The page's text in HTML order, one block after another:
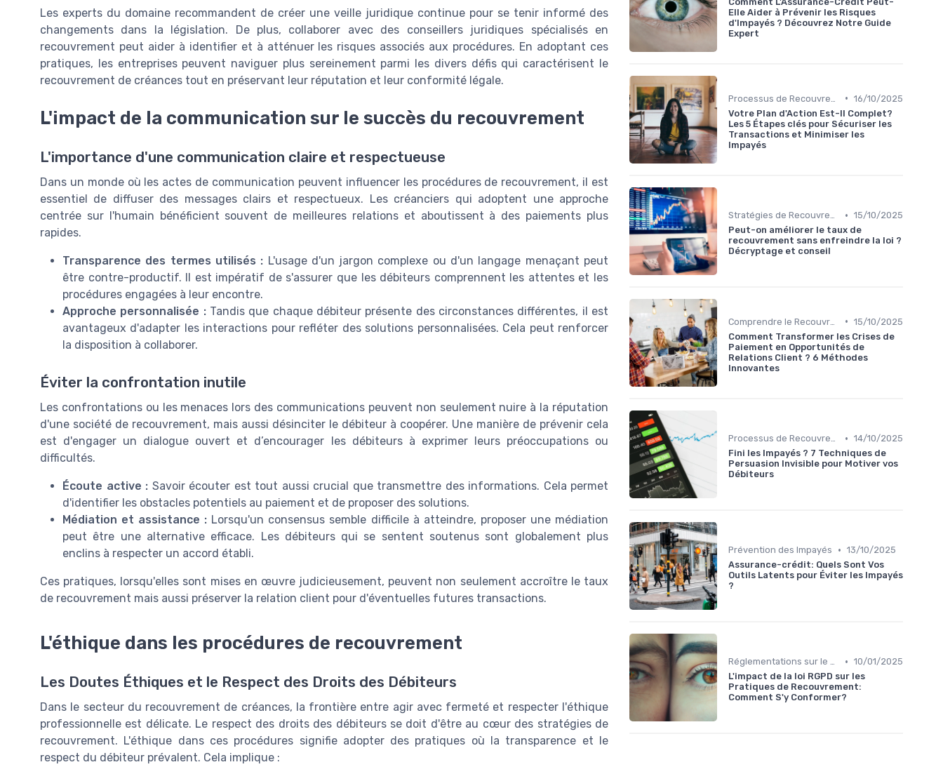
Les experts du domaine recommandent de créer une veille juridique continue pour se tenir informé des
changements dans la législation. De plus, collaborer avec des conseillers juridiques spécialisés en
recouvrement peut aider à identifier et à atténuer les risques associés aux procédures. En adoptant ces
pratiques, les entreprises peuvent naviguer plus sereinement parmi les divers défis qui caractérisent le
recouvrement de créances tout en préservant leur réputation et leur conformité légale.
L'impact de la communication sur le succès du recouvrement
L'importance d'une communication claire et respectueuse
Dans un monde où les actes de communication peuvent influencer les procédures de recouvrement, il est
essentiel de diffuser des messages clairs et respectueux. Les créanciers qui adoptent une approche
centrée sur l'humain bénéficient souvent de meilleures relations et aboutissent à des paiements plus
rapides.
Transparence des termes utilisés : L'usage d'un jargon complexe ou d'un langage menaçant peut
être contre-productif. Il est impératif de s'assurer que les débiteurs comprennent les attentes et les
procédures engagées à leur encontre.
Approche personnalisée :Tandis que chaque débiteur présente des circonstances différentes, il est
avantageux d'adapter les interactions pour refléter des solutions personnalisées. Cela peut renforcer
la disposition à collaborer.
Éviter la confrontation inutile
Les confrontations ou les menaces lors des communications peuvent non seulement nuire à la réputation
d'une société de recouvrement, mais aussi désinciter le débiteur à coopérer. Une manière de prévenir cela
est d'engager un dialogue ouvert et d’encourager les débiteurs à exprimer leurs préoccupations ou
difficultés.
Écoute active : Savoir écouter est tout aussi crucial que transmettre des informations. Cela permet
d'identifier les obstacles potentiels au paiement et de proposer des solutions.
Médiation et assistance : Lorsqu'un consensus semble difficile à atteindre, proposer une médiation
peut être une alternative efficace. Les débiteurs qui se sentent soutenus sont globalement plus
enclins à respecter un accord établi.
Ces pratiques, lorsqu'elles sont mises en œuvre judicieusement, peuvent non seulement accroître le taux
de recouvrement mais aussi préserver la relation client pour d'éventuelles futures transactions.
L'éthique dans les procédures de recouvrement
Les Doutes Éthiques et le Respect des Droits des Débiteurs
Dans le secteur du recouvrement de créances, la frontière entre agir avec fermeté et respecter l'éthique
professionnelle est délicate. Le respect des droits des débiteurs se doit d'être au cœur des stratégies de
recouvrement. L'éthique dans ces procédures signifie adopter des pratiques où la transparence et le
respect du débiteur prévalent. Cela implique :
Elle Aider à Prévenir les Risques
d'Impayés ? Découvrez Notre Guide
Expert
• 16/10/2025
Votre Plan d'Action Est-Il Complet?
Les 5 Étapes clés pour Sécuriser les
Transactions et Minimiser les
Impayés
Stratégies de Recouvrement B2B • 15/10/2025
Peut-on améliorer le taux de
recouvrement sans enfreindre la loi ?
Décryptage et conseil
• 15/10/2025
Comment Transformer les Crises de
Paiement en Opportunités de
Relations Client ? 6 Méthodes
Innovantes
Processus de Recouvrement • 14/10/2025
Fini les Impayés ? 7 Techniques de
Persuasion Invisible pour Motiver vos
Débiteurs
Prévention des Impayés • 13/10/2025
Assurance-crédit: Quels Sont Vos
Outils Latents pour Éviter les Impayés
?
Réglementations sur le Harcèlement de Créanciers • 10/01/2025
L'impact de la loi RGPD sur les
Pratiques de Recouvrement:
Comment S'y Conformer?